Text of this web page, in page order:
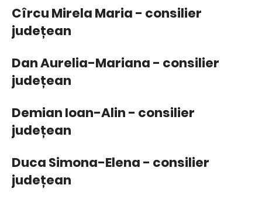
Cîrcu Mirela Maria - consilier
județean
Dan Aurelia-Mariana - consilier
județean
Demian Ioan-Alin - consilier
județean
Duca Simona-Elena - consilier
județean